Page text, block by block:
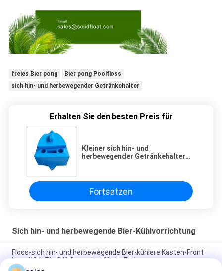
freies Bier pong
Bier pong Poolfloss
sich hin- und herbewegender Getränkehalter
Erhalten Sie den besten Preis für
Kleiner sich hin- und
herbewegender Getränkehalter
Fortsetzen
Sich hin- und herbewegende Bier-Kühlvorrichtung
Floss-sich hin- und herbewegende Bier-kühlere Kasten-Front
Loop With Tie Off-Gummimuffe im Freien